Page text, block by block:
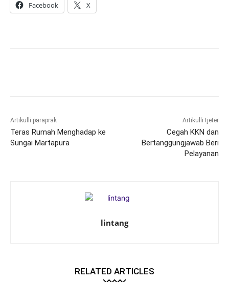
Facebook X
Artikulli paraprak
Teras Rumah Menghadap ke
Sungai Martapura
Artikulli tjetër
Cegah KKN dan
Bertanggungjawab Beri
Pelayanan
lintang
RELATED ARTICLES